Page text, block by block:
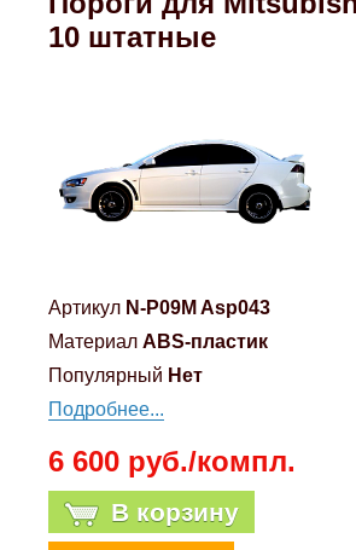
10 штатные
Артикул N-P09M Asp043
Материал ABS-пластик
Популярный Нет
Подробнее...
6 600 руб./компл.
В корзину
Mitsubishi
Renault
Toyota
Volkswagen
Дополнительные товары